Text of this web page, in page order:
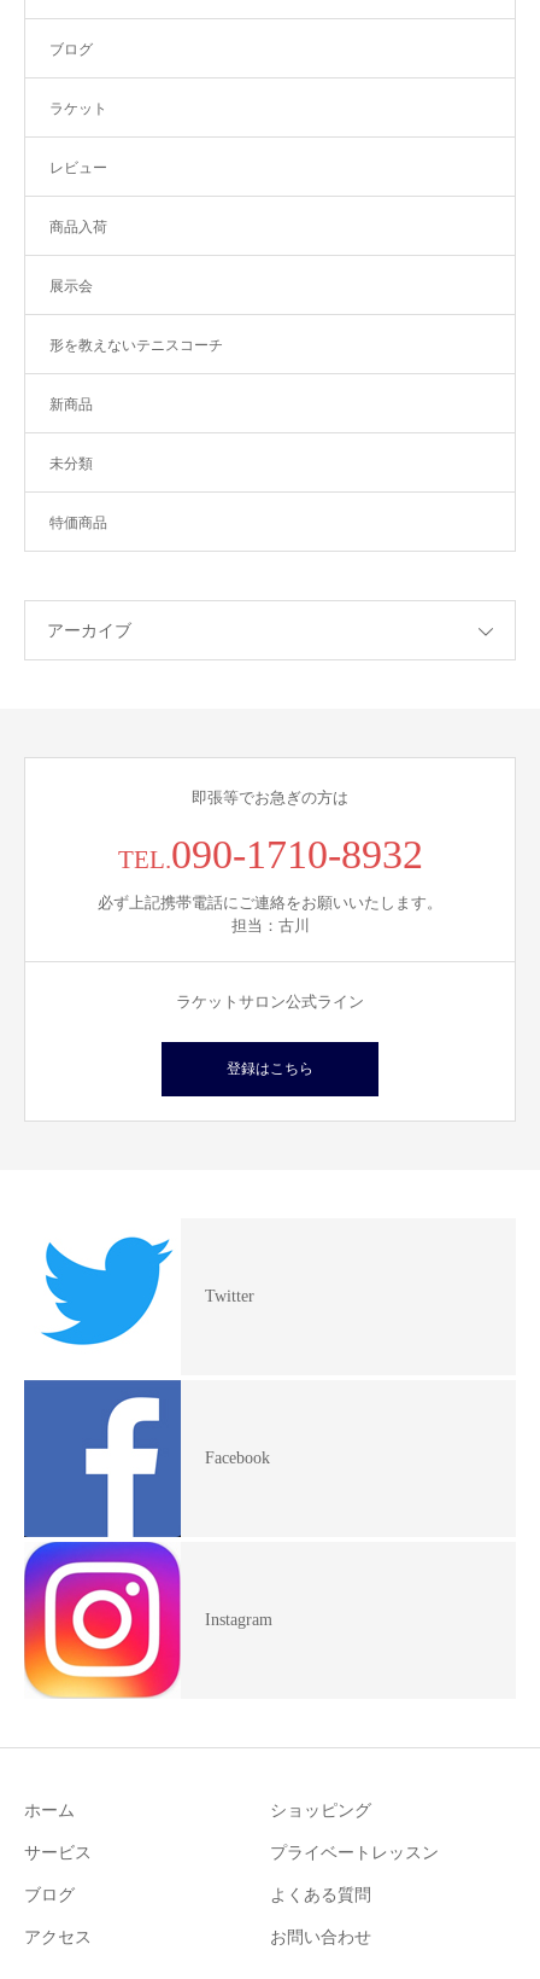
ブログ
ラケット
レビュー
商品入荷
展示会
形を教えないテニスコーチ
新商品
未分類
特価商品
アーカイブ
即張等でお急ぎの方は
TEL.090-1710-8932
必ず上記携帯電話にご連絡をお願いいたします。
担当：古川
ラケットサロン公式ライン
登録はこちら
Twitter
Facebook
Instagram
ホーム ショッピング
サービス プライベートレッスン
ブログ よくある質問
アクセス お問い合わせ